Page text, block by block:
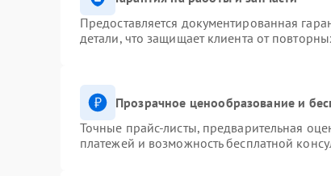
Предоставляется документированная
детали, что защищает клиента от
Прозрачное ценообразование и
Точные прайс-листы, предварительная
платежей и возможность бесплатной